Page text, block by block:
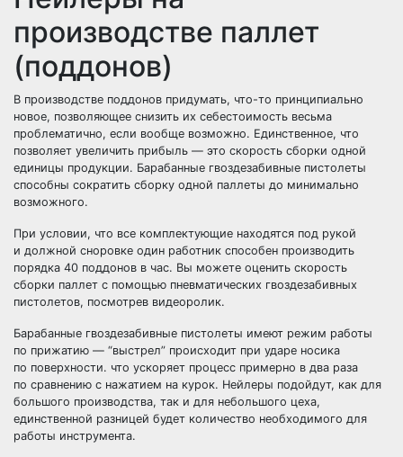
производстве паллет
(поддонов)
В производстве поддонов придумать, что-то принципиально
новое, позволяющее снизить их себестоимость весьма
проблематично, если вообще возможно. Единственное, что
позволяет увеличить прибыль — это скорость сборки одной
единицы продукции. Барабанные гвоздезабивные пистолеты
способны сократить сборку одной паллеты до минимально
возможного.
При условии, что все комплектующие находятся под рукой
и должной сноровке один работник способен производить
порядка 40 поддонов в час. Вы можете оценить скорость
сборки паллет с помощью пневматических гвоздезабивных
пистолетов, посмотрев видеоролик.
Барабанные гвоздезабивные пистолеты имеют режим работы
по прижатию — “выстрел” происходит при ударе носика
по поверхности. что ускоряет процесс примерно в два раза
по сравнению с нажатием на курок. Нейлеры подойдут, как для
большого производства, так и для небольшого цеха,
единственной разницей будет количество необходимого для
работы инструмента.